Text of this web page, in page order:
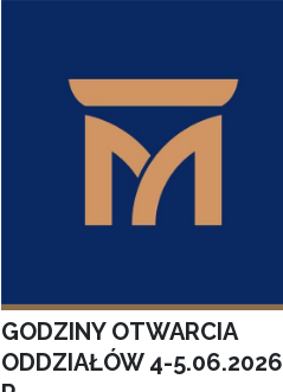
GODZINY OTWARCIA
ODDZIAŁÓW 4-5.06.2026